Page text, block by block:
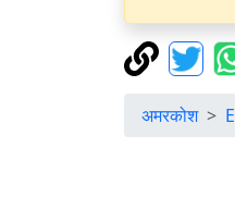
अमरकोश